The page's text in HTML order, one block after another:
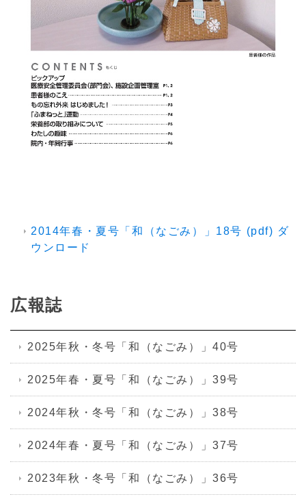
2014年春・夏号「和（なごみ）」18号 (pdf) ダ
ウンロード
広報誌
2025年秋・冬号「和（なごみ）」40号
2025年春・夏号「和（なごみ）」39号
2024年秋・冬号「和（なごみ）」38号
2024年春・夏号「和（なごみ）」37号
2023年秋・冬号「和（なごみ）」36号